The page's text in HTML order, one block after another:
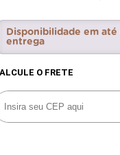
Disponibilidade em
entrega